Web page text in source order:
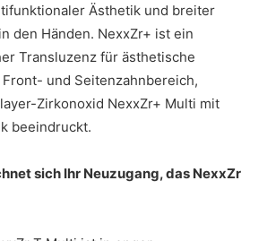
Ästhetik und breiter
den Händen. NexxZr+ ist ein
Transluzenz für ästhetische
und Seitenzahn­bereich,
Zirkonoxid NexxZr+ Multi mit
beeindruckt.
sich Ihr Neuzugang, das NexxZr